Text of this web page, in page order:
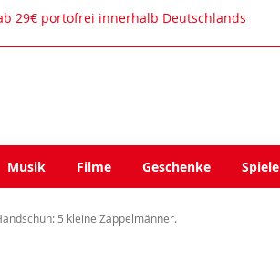
29€ portofrei innerhalb Deutschlands
Musik Filme Geschenke Spiele
5 kleine Zappelmänner.